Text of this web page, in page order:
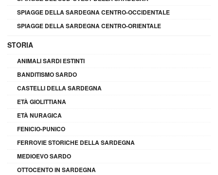
SPIAGGE DELLA SARDEGNA CENTRO-OCCIDENTALE
SPIAGGE DELLA SARDEGNA CENTRO-ORIENTALE
STORIA
ANIMALI SARDI ESTINTI
BANDITISMO SARDO
CASTELLI DELLA SARDEGNA
ETÀ GIOLITTIANA
ETÀ NURAGICA
FENICIO-PUNICO
FERROVIE STORICHE DELLA SARDEGNA
MEDIOEVO SARDO
OTTOCENTO IN SARDEGNA